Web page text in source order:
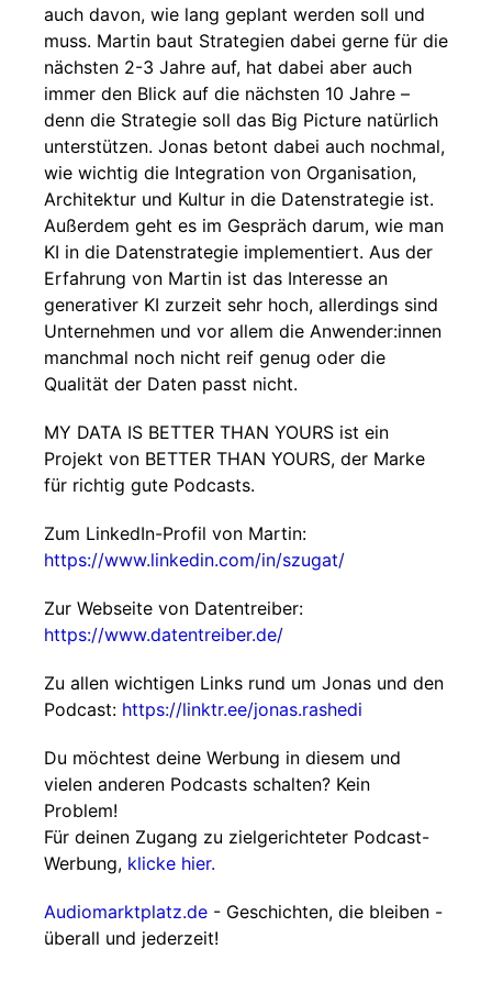
auch davon, wie lang geplant werden soll und
muss. Martin baut Strategien dabei gerne für die
nächsten 2-3 Jahre auf, hat dabei aber auch
immer den Blick auf die nächsten 10 Jahre –
denn die Strategie soll das Big Picture natürlich
unterstützen. Jonas betont dabei auch nochmal,
wie wichtig die Integration von Organisation,
Architektur und Kultur in die Datenstrategie ist.
Außerdem geht es im Gespräch darum, wie man
KI in die Datenstrategie implementiert. Aus der
Erfahrung von Martin ist das Interesse an
generativer KI zurzeit sehr hoch, allerdings sind
Unternehmen und vor allem die Anwender:innen
manchmal noch nicht reif genug oder die
Qualität der Daten passt nicht.
MY DATA IS BETTER THAN YOURS ist ein
Projekt von BETTER THAN YOURS, der Marke
für richtig gute Podcasts.
Zum LinkedIn-Profil von Martin:
https://www.linkedin.com/in/szugat/
Zur Webseite von Datentreiber:
https://www.datentreiber.de/
Zu allen wichtigen Links rund um Jonas und den
Podcast: https://linktr.ee/jonas.rashedi
Du möchtest deine Werbung in diesem und
vielen anderen Podcasts schalten? Kein
Problem!
Für deinen Zugang zu zielgerichteter Podcast-
Werbung, klicke hier.
Audiomarktplatz.de - Geschichten, die bleiben -
überall und jederzeit!